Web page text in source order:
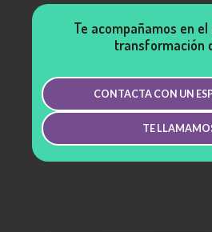
Te acompañamos en
transformación
CONTACTA CON UN
TE